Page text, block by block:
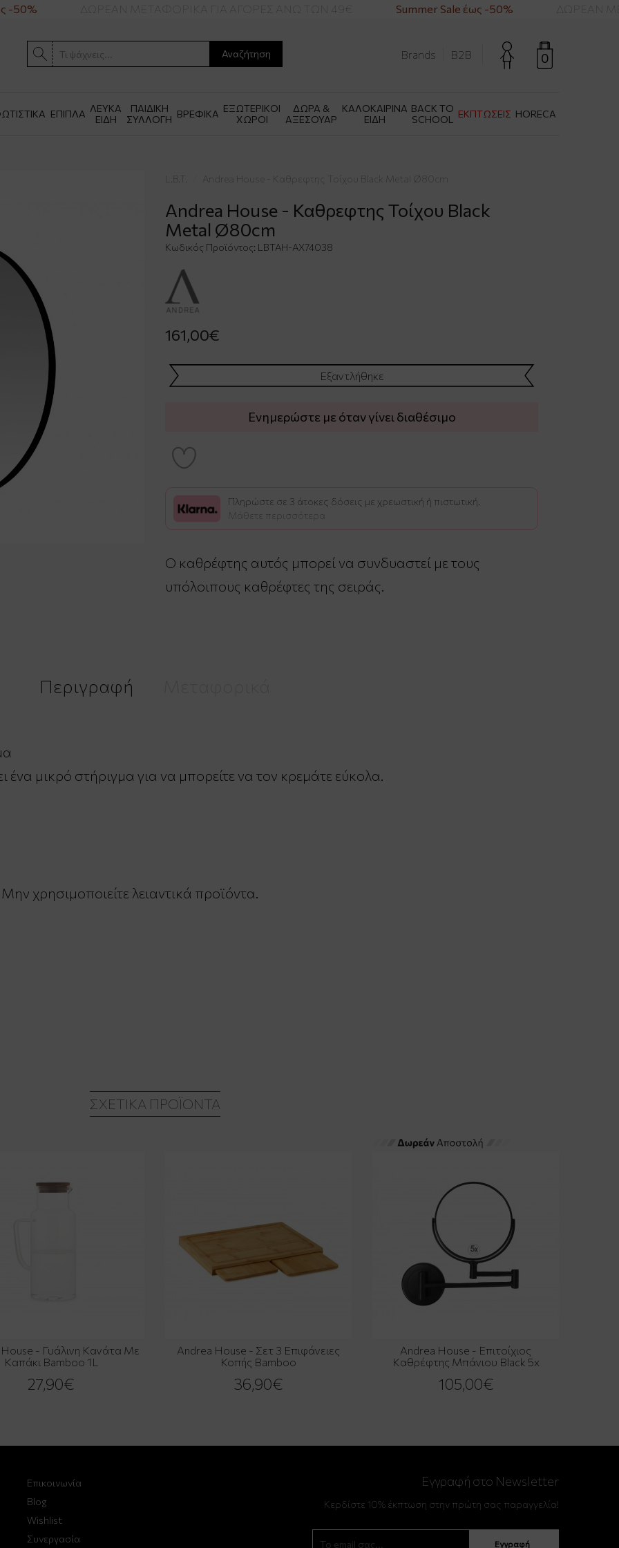
50% ΔΩΡΕΑΝ ΜΕΤΑΦΟΡΙΚΑ ΓΙΑ ΑΓΟΡΕΣ ΑΝΩ ΤΩΝ 49€ Summer Sale έως -50% ΔΩΡΕΑΝ
Αναζήτηση 0
Brands B2B
ΕΠΙΠΛΑ ΛΕΥΚΑ
ΕΙΔΗ
ΠΑΙΔΙΚΗ
ΣΥΛΛΟΓΗ ΒΡΕΦΙΚΑ ΕΞΩΤΕΡΙΚΟΙ
ΧΩΡΟΙ
ΔΩΡΑ &
ΑΞΕΣΟΥΑΡ
ΚΑΛΟΚΑΙΡΙΝΑ
ΕΙΔΗ
BACK TO
SCHOOL
ΕΚΠΤΩΣΕΙΣ HORECA
L.B.T. Andrea House - Καθρεφτης Τοίχου Black Metal Ø80cm
Andrea House - Καθρεφτης Τοίχου Black
Metal Ø80cm
Κωδικός Προϊόντος: LBTAH-AX74038
161,00€
Εξαντλήθηκε
Ενημερώστε με όταν γίνει διαθέσιμο
Πληρώστε σε 3 άτοκες δόσεις με χρεωστική ή πιστωτική.
Μάθετε περισσότερα
Ο καθρέφτης αυτός μπορεί να συνδυαστεί με τoυς
υπόλοιπους καθρέφτες της σειράς.
Περιγραφή
μικρό στήριγμα για να μπορείτε να τον κρεμάτε εύκολα.
χρησιμοποιείτε λειαντικά προϊόντα.
ΣΧΕΤΙΚΆ ΠΡΟΪΌΝΤΑ
- Γυάλινη Κανάτα Με
Καπάκι Bamboo 1L
27,90€
Andrea House - Σετ 3 Επιφάνειες
Κοπής Bamboo
36,90€
Andrea House - Επιτοίχιος
Καθρέφτης Μπάνιου Black 5x
105,00€
Επικοινωνία
Blog
Wishlist
Συνεργασία
Εγγραφή στο Newsletter
Κερδίστε 10% έκπτωση στην πρώτη σας παραγγελία!
Εγγραφή